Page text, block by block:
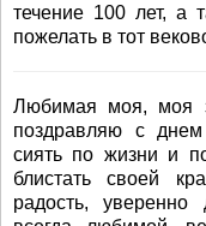
течение 100 лет, а
пожелать в тот
Любимая моя, моя
поздравляю с
сиять по жизни и
блистать своей
радость,